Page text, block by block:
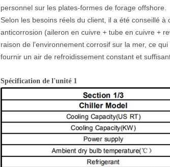
personnel sur les plates-formes de forage offshore.
Selon les besoins réels du client, il a été conseillé
anticorrosion (aileron en cuivre + tube en cuivre +
raison de l'environnement corrosif sur la mer, ce
fournir un air de refroidissement constant et
Spécification de l'unité 1